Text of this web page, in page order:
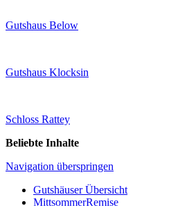
Gutshaus Below
Gutshaus Klocksin
Schloss Rattey
Beliebte Inhalte
Navigation überspringen
Gutshäuser Übersicht
MittsommerRemise